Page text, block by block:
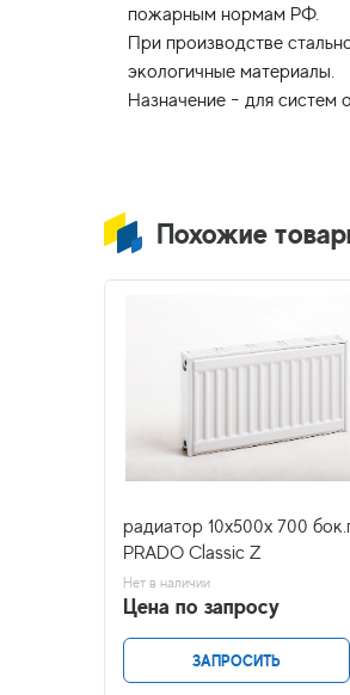
пожарным нормам РФ.
При производстве
экологичные материалы.
Похожие
радиатор 10x500х 700
PRADO Classic Z
Нет в наличии
Цена по запросу
ЗАПРОСИТЬ